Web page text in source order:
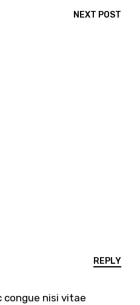
NEXT POST
REPLY
congue nisi vitae